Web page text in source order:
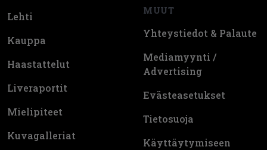
Lehti
Kauppa
Haastattelut
Liveraportit
Mielipiteet
Kuvagalleriat
MUUT
Yhteystiedot & Palaute
Mediamyynti /
Advertising
Evästeasetukset
Tietosuoja
Käyttäytymiseen